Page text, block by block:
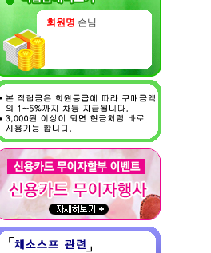
회원명 손님